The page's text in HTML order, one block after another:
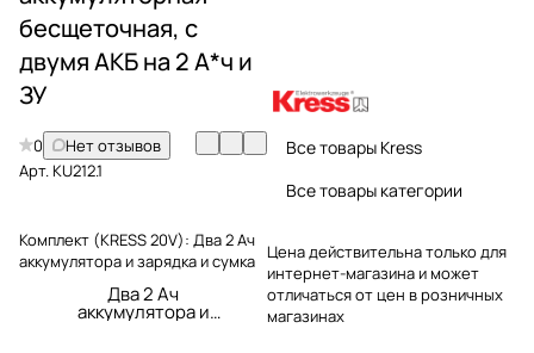
бесщеточная, с
двумя АКБ на 2 А*ч и
ЗУ
0
Нет отзывов
Арт.KU212.1
Комплект (KRESS 20V): Два 2 Ач
аккумулятора и зарядка и сумка
Два 2 Ач
аккумулятора и
зарядка и сумка
Все товары Kress
Все товары категории
Цена действительна только для
интернет-магазина и может
отличаться от цен в розничных
магазинах